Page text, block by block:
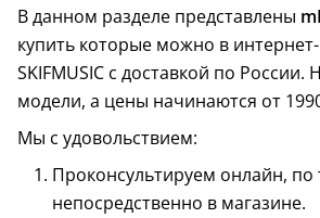
В данном разделе представлены
купить которые можно в
SKIFMUSIC с доставкой по
модели, а цены начинаются от
Мы с удовольствием:
Проконсультируем онлайн, по
непосредственно в магазине.